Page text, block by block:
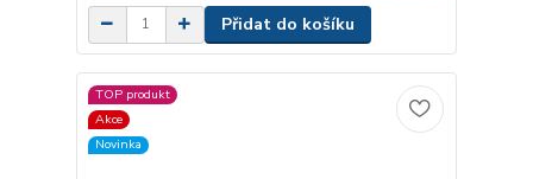
Přidat do košíku
TOP produkt
Akce
Novinka